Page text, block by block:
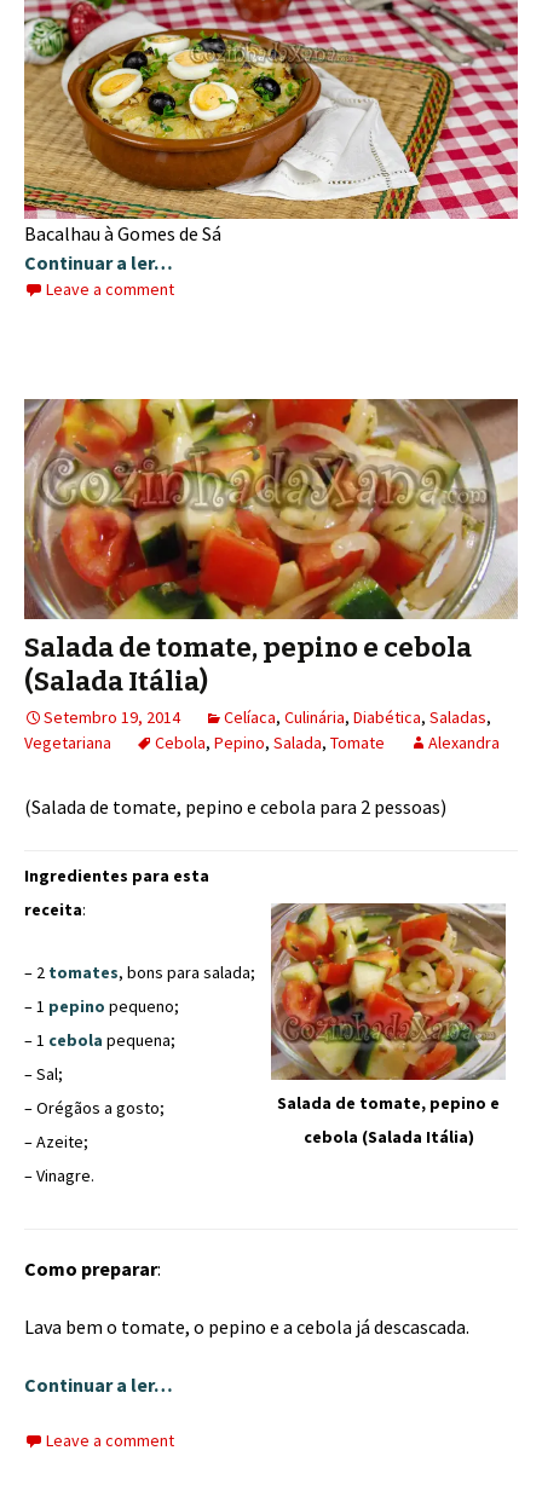
Bacalhau à Gomes de Sá
Continuar a ler…
Leave a comment
Salada de tomate, pepino e cebola
(Salada Itália)
Setembro 19, 2014 Celíaca, Culinária, Diabética, Saladas,
Vegetariana
Cebola, Pepino, Salada, Tomate Alexandra
(Salada de tomate, pepino e cebola para 2 pessoas)
Ingredientes para esta
receita:
– 2 tomates, bons para salada;
– 1 pepino pequeno;
– 1 cebola pequena;
– Sal;
– Orégãos a gosto;
– Azeite;
– Vinagre.
Salada de tomate, pepino e
cebola (Salada Itália)
Como preparar:
Lava bem o tomate, o pepino e a cebola já descascada.
Continuar a ler…
Leave a comment